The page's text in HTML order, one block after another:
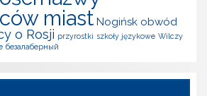
miast Nogińsk obwód
o Rosji przyrostki szkoły językowe Wilczy
безалаберный